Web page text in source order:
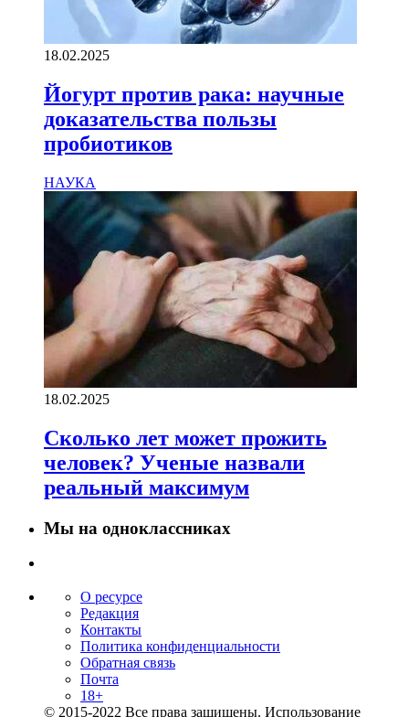
18.02.2025
Йогурт против рака: научные
доказательства пользы
пробиотиков
НАУКА
18.02.2025
Сколько лет может прожить
человек? Ученые назвали
реальный максимум
Мы на одноклассниках
О ресурсе
Редакция
Контакты
Политика конфиденциальности
Обратная связь
Почта
18+
© 2015-2022 Все права защищены. Использование